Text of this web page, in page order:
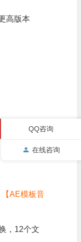
高版本
【AE模板音
，12个文
QQ咨询
在线咨询